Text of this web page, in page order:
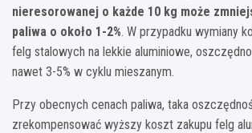
nieresorowanej o każde 10 kg może
paliwa o około 1-2%. W przypadku wymiany
felg stalowych na lekkie aluminiowe,
nawet 3-5% w cyklu mieszanym.
Przy obecnych cenach paliwa, taka
zrekompensować wyższy koszt zakupu felg